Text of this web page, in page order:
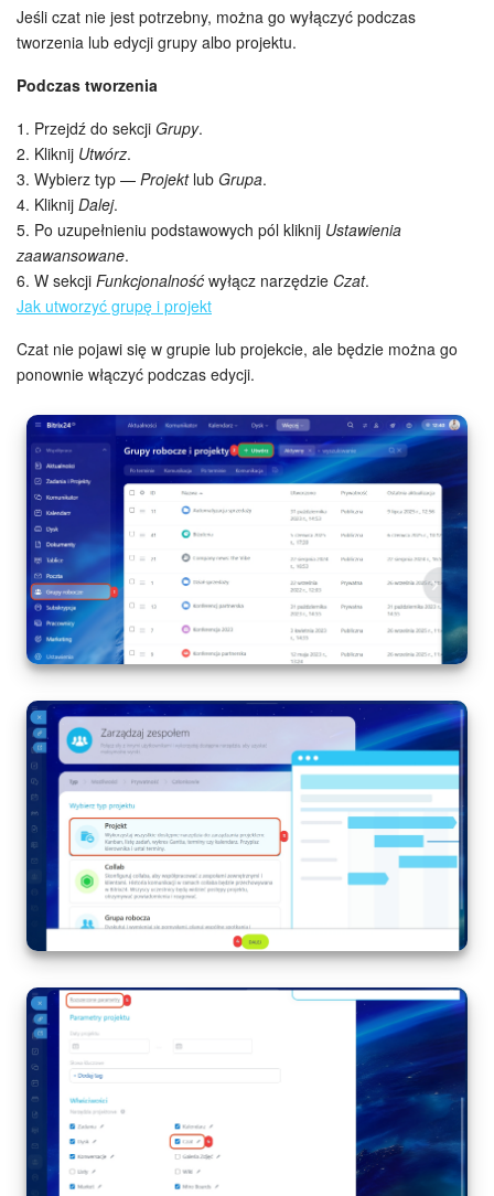
Jeśli czat nie jest potrzebny, można go wyłączyć podczas
tworzenia lub edycji grupy albo projektu.
Podczas tworzenia
1. Przejdź do sekcji Grupy.
2. Kliknij Utwórz.
3. Wybierz typ — Projektlub Grupa.
4. Kliknij Dalej.
5. Po uzupełnieniu podstawowych pól kliknij Ustawienia
zaawansowane.
6. W sekcji Funkcjonalność wyłącz narzędzie Czat.
Jak utworzyć grupę i projekt
Czat nie pojawi się w grupie lub projekcie, ale będzie można go
ponownie włączyć podczas edycji.